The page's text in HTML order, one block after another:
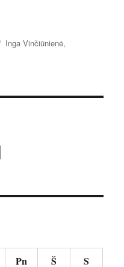
Žymos
Inga Vinčiūnienė,
Pn Š S